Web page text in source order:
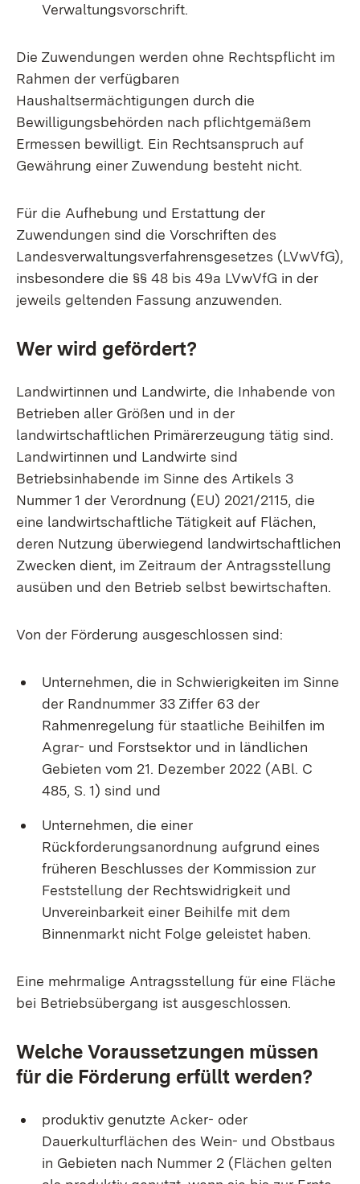
Verwaltungsvorschrift.
Die Zuwendungen werden ohne Rechtspflicht im
Rahmen der verfügbaren
Haushaltsermächtigungen durch die
Bewilligungsbehörden nach pflichtgemäßem
Ermessen bewilligt. Ein Rechtsanspruch auf
Gewährung einer Zuwendung besteht nicht.
Für die Aufhebung und Erstattung der
Zuwendungen sind die Vorschriften des
Landesverwaltungsverfahrensgesetzes (LVwVfG),
insbesondere die §§ 48 bis 49a LVwVfG in der
jeweils geltenden Fassung anzuwenden.
Wer wird gefördert?
Landwirtinnen und Landwirte, die Inhabende von
Betrieben aller Größen und in der
landwirtschaftlichen Primärerzeugung tätig sind.
Landwirtinnen und Landwirte sind
Betriebsinhabende im Sinne des Artikels 3
Nummer 1 der Verordnung (EU) 2021/2115, die
eine landwirtschaftliche Tätigkeit auf Flächen,
deren Nutzung überwiegend landwirtschaftlichen
Zwecken dient, im Zeitraum der Antragsstellung
ausüben und den Betrieb selbst bewirtschaften.
Von der Förderung ausgeschlossen sind:
Unternehmen, die in Schwierigkeiten im Sinne
der Randnummer 33 Ziffer 63 der
Rahmenregelung für staatliche Beihilfen im
Agrar- und Forstsektor und in ländlichen
Gebieten vom 21. Dezember 2022 (ABl. C
485, S. 1) sind und
Unternehmen, die einer
Rückforderungsanordnung aufgrund eines
früheren Beschlusses der Kommission zur
Feststellung der Rechtswidrigkeit und
Unvereinbarkeit einer Beihilfe mit dem
Binnenmarkt nicht Folge geleistet haben.
Eine mehrmalige Antragsstellung für eine Fläche
bei Betriebsübergang ist ausgeschlossen.
Welche Voraussetzungen müssen
für die Förderung erfüllt werden?
produktiv genutzte Acker- oder
Dauerkulturflächen des Wein- und Obstbaus
in Gebieten nach Nummer 2 (Flächen gelten